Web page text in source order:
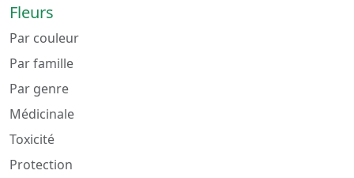
Fleurs
Par couleur
Par famille
Par genre
Médicinale
Toxicité
Protection